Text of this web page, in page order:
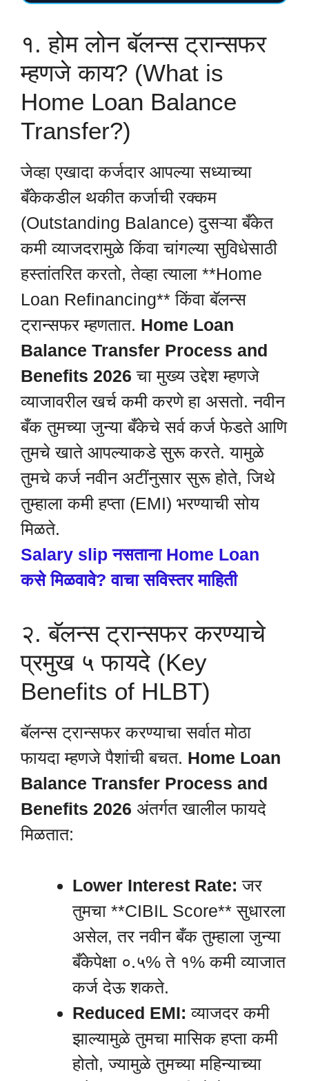
१. होम लोन बॅलन्स ट्रान्सफर
म्हणजे काय? (What is
Home Loan Balance
Transfer?)
जेव्हा एखादा कर्जदार आपल्या सध्याच्या
बँकेकडील थकीत कर्जाची रक्कम
(Outstanding Balance) दुसऱ्या बँकेत
कमी व्याजदरामुळे किंवा चांगल्या सुविधेसाठी
हस्तांतरित करतो, तेव्हा त्याला **Home
Loan Refinancing** किंवा बॅलन्स
ट्रान्सफर म्हणतात. Home Loan
Balance Transfer Process and
Benefits 2026 चा मुख्य उद्देश म्हणजे
व्याजावरील खर्च कमी करणे हा असतो. नवीन
बँक तुमच्या जुन्या बँकेचे सर्व कर्ज फेडते आणि
तुमचे खाते आपल्याकडे सुरू करते. यामुळे
तुमचे कर्ज नवीन अटींनुसार सुरू होते, जिथे
तुम्हाला कमी हप्ता (EMI) भरण्याची सोय
मिळते.
Salary slip नसताना Home Loan
कसे मिळवावे? वाचा सविस्तर माहिती
२. बॅलन्स ट्रान्सफर करण्याचे
प्रमुख ५ फायदे (Key
Benefits of HLBT)
बॅलन्स ट्रान्सफर करण्याचा सर्वात मोठा
फायदा म्हणजे पैशांची बचत. Home Loan
Balance Transfer Process and
Benefits 2026 अंतर्गत खालील फायदे
मिळतात:
Lower Interest Rate: जर
तुमचा **CIBIL Score** सुधारला
असेल, तर नवीन बँक तुम्हाला जुन्या
बँकेपेक्षा ०.५% ते १% कमी व्याजात
कर्ज देऊ शकते.
Reduced EMI: व्याजदर कमी
झाल्यामुळे तुमचा मासिक हप्ता कमी
होतो, ज्यामुळे तुमच्या महिन्याच्या